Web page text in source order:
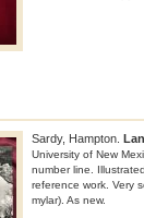
Sardy, Hampton.
University of New
number line.
reference work. Very
mylar). As new.